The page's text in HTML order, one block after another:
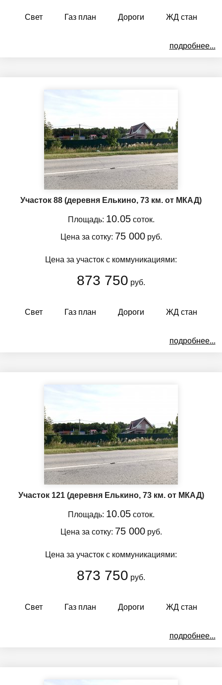
Свет Газ план Дороги ЖД стан
подробнее...
Участок 88 (деревня Елькино, 73 км. от МКАД)
Площадь: 10.05соток.
Цена за сотку: 75 000руб.
Цена за участок с коммуникациями:
873 750 руб.
Свет Газ план Дороги ЖД стан
подробнее...
Участок 121 (деревня Елькино, 73 км. от МКАД)
Площадь: 10.05соток.
Цена за сотку: 75 000руб.
Цена за участок с коммуникациями:
873 750 руб.
Свет Газ план Дороги ЖД стан
подробнее...